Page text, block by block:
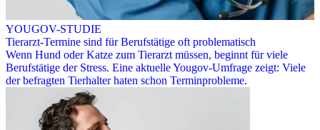
YOUGOV-STUDIE
Tierarzt-Termine sind für Berufstätige oft problematisch
Wenn Hund oder Katze zum Tierarzt müssen, beginnt für viele
Berufstätige der Stress. Eine aktuelle Yougov-Umfrage zeigt: Viele
der befragten Tierhalter haten schon Terminprobleme.